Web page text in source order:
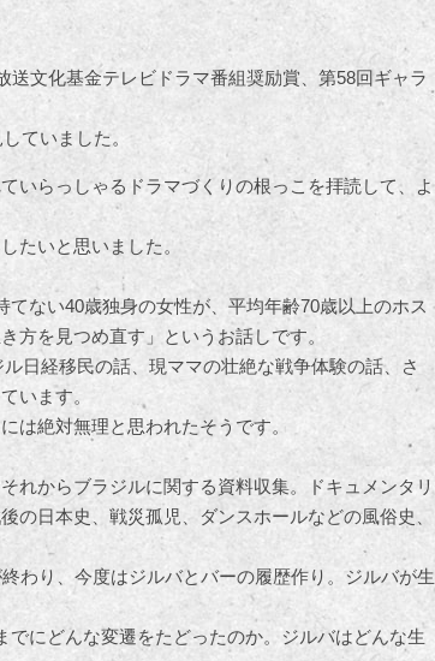
文化基金テレビドラマ番組奨励賞、第58回ギャラ
ていました。
いらっしゃるドラマづくりの根っこを拝読して、よ
たいと思いました。
ない40歳独身の女性が、平均年齢70歳以上のホス
方を見つめ直す」というお話しです。
日経移民の話、現ママの壮絶な戦争体験の話、さ
います。
は絶対無理と思われたそうです。
れからブラジルに関する資料収集。ドキュメンタリ
の日本史、戦災孤児、ダンスホールなどの風俗史、
わり、今度はジルバとバーの履歴作り。ジルバが生
にどんな変遷をたどったのか。ジルバはどんな生